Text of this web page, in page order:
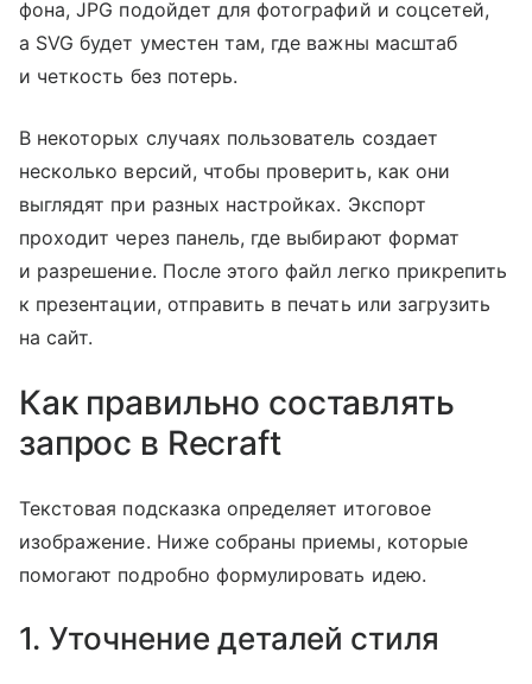
фона, JPG подойдет для фотографий и соцсетей,
а SVG будет уместен там, где важны масштаб
и четкость без потерь.
В некоторых случаях пользователь создает
несколько версий, чтобы проверить, как они
выглядят при разных настройках. Экспорт
проходит через панель, где выбирают формат
и разрешение. После этого файл легко прикрепить
к презентации, отправить в печать или загрузить
на сайт.
Как правильно составлять
запрос в Recraft
Текстовая подсказка определяет итоговое
изображение. Ниже собраны приемы, которые
помогают подробно формулировать идею.
1. Уточнение деталей стиля